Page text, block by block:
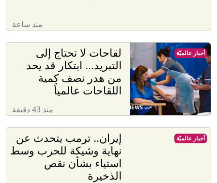
منذ ساعة
لقاحات لا تحتاج إلى
التبريد... ابتكار قد يحد
من هدر نصف كمية
اللقاحات عالمياً
منذ 43 دقيقة
أخبار عالميّة
إيران.. ترمب يتحدث عن
نهاية وشيكة للحرب وسط
استياء بشأن نقص
الذخيرة
أخبار عالميّة